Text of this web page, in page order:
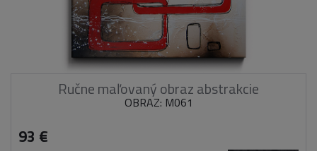
Ručne maľovaný obraz abstrakcie
OBRAZ: M061
93 €